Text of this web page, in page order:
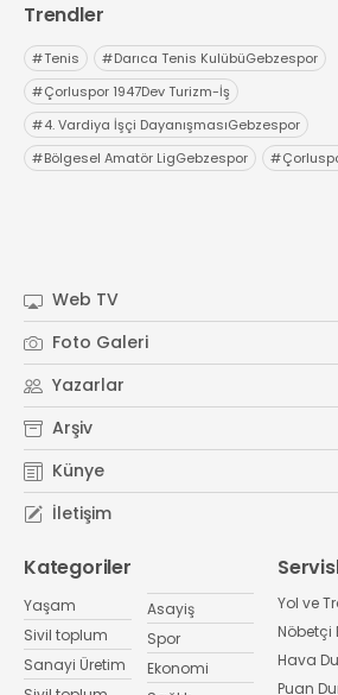
Trendler
#Tenis #Darıca Tenis KulübüGebzespor
#Çorluspor 1947Dev Turizm-İş
#4. Vardiya İşçi DayanışmasıGebzespor
#Bölgesel Amatör LigGebzespor #
Web TV
Foto Galeri
Yazarlar
Arşiv
Künye
İletişim
Kategoriler
Yaşam
Sivil toplum
Sanayi Üretim
Asayiş
Spor
Ekonomi
Yol ve
Nöbetçi
Hava
Puan